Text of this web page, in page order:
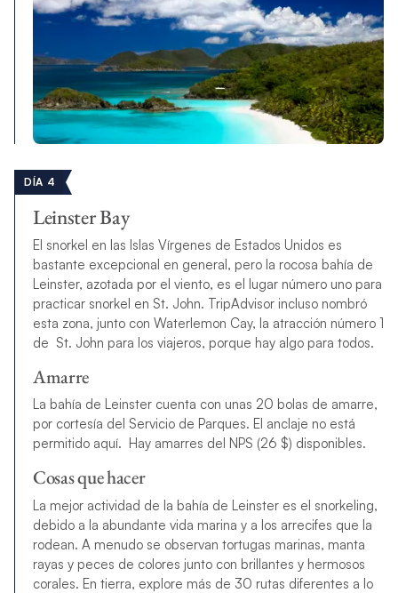
DÍA 4
Leinster Bay
El snorkel en las Islas Vírgenes de Estados Unidos es
bastante excepcional en general, pero la rocosa bahía de
Leinster, azotada por el viento, es el lugar número uno para
practicar snorkel en St. John. TripAdvisor incluso nombró
esta zona, junto con Waterlemon Cay, la atracción número 1
de St. John para los viajeros, porque hay algo para todos.
Amarre
La bahía de Leinster cuenta con unas 20 bolas de amarre,
por cortesía del Servicio de Parques. El anclaje no está
permitido aquí. Hay amarres del NPS (26 $) disponibles.
Cosas que hacer
La mejor actividad de la bahía de Leinster es el snorkeling,
debido a la abundante vida marina y a los arrecifes que la
rodean. A menudo se observan tortugas marinas, manta
rayas y peces de colores junto con brillantes y hermosos
corales. En tierra, explore más de 30 rutas diferentes a lo